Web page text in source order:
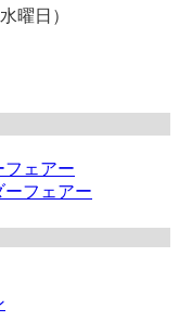
曜日）
フェアー